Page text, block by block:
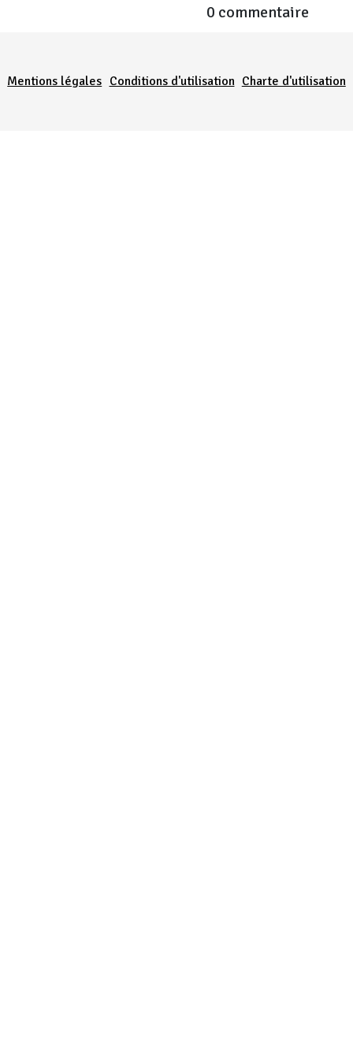
0 commentaire
Mentions légales Conditions d'utilisation Charte d'utilisation